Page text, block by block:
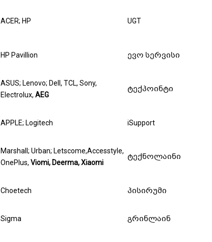
ACER; HP UGT
HP Pavillion ევო სერვისი
ASUS; Lenovo; Dell, TCL, Sony,
Electrolux, AEG
ტექპოინტი
APPLE; Logitech iSupport
Marshall; Urban; Letscome,Accesstyle,
OnePlus, Viomi, Deerma, Xiaomi
ტექნოლაინი
Choetech პისირუმი
Sigma გრინლაინ